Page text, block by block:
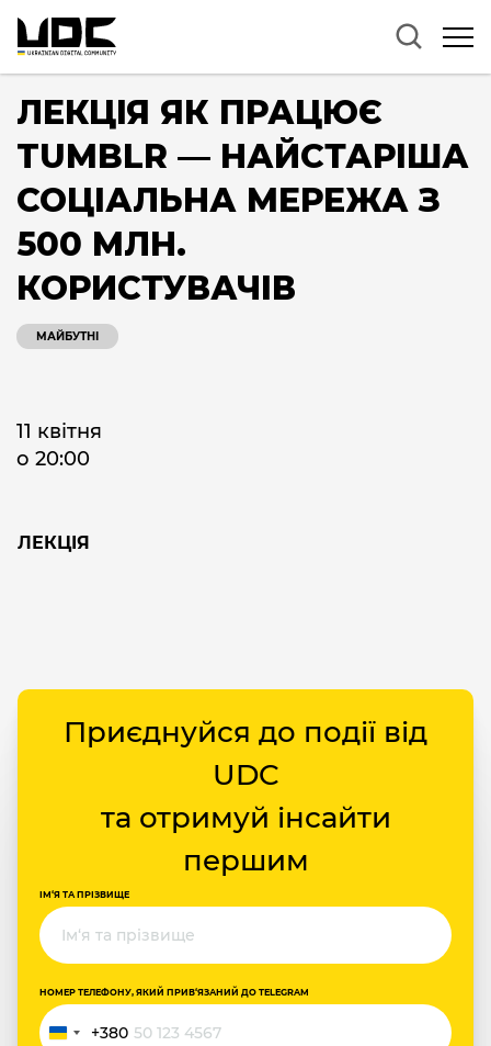
ЛЕКЦІЯ ЯК ПРАЦЮЄ
TUMBLR — НАЙСТАРІША
СОЦІАЛЬНА МЕРЕЖА З
500 МЛН.
КОРИСТУВАЧІВ
МАЙБУТНІ
11 квітня
о 20:00
ЛЕКЦІЯ
Приєднуйся до події від
UDC
та отримуй інсайти
першим
ІМ‘Я ТА ПРІЗВИЩЕ
НОМЕР ТЕЛЕФОНУ, ЯКИЙ ПРИВ‘ЯЗАНИЙ ДО TELEGRAM
Україна
+380